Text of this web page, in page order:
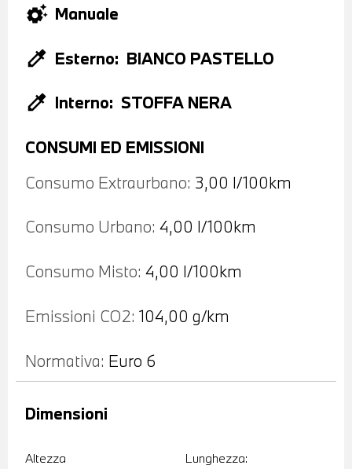
settings_suggest Manuale
colorize Esterno: BIANCO PASTELLO
colorize Interno: STOFFA NERA
CONSUMI ED EMISSIONI
Consumo Extraurbano: 3,00 l/100km
Consumo Urbano: 4,00 l/100km
Consumo Misto: 4,00 l/100km
Emissioni CO2: 104,00 g/km
Normativa: Euro 6
Altezza Lunghezza:
Dimensioni